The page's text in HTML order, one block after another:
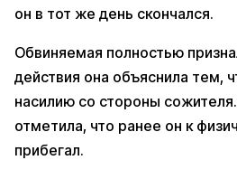
он в тот же день скончался.
Обвиняемая полностью
действия она объяснила тем,
насилию со стороны
отметила, что ранее он к
прибегал.